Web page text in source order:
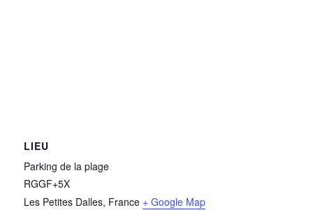
LIEU
Parking de la plage
RGGF+5X
Les Petites Dalles, France + Google Map